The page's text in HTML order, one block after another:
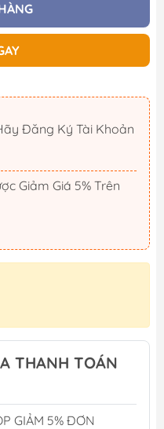
Đăng Ký Tài Khoản
Giảm Giá 5% Trên
THANH TOÁN
GIẢM 5% ĐƠN